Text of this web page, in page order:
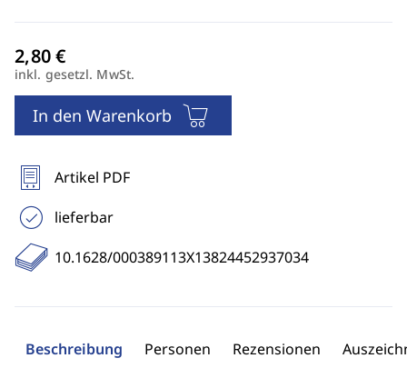
inkl. gesetzl. MwSt.
In den Warenkorb
Artikel PDF
lieferbar
10.1628/000389113X13824452937034
Beschreibung Personen Rezensionen